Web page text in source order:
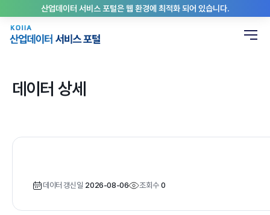
산업데이터 서비스 포털은 웹 환경에 최적화 되어 있습니다.
데이터 상세
데이터 갱신일 2026-08-06 조회수 0